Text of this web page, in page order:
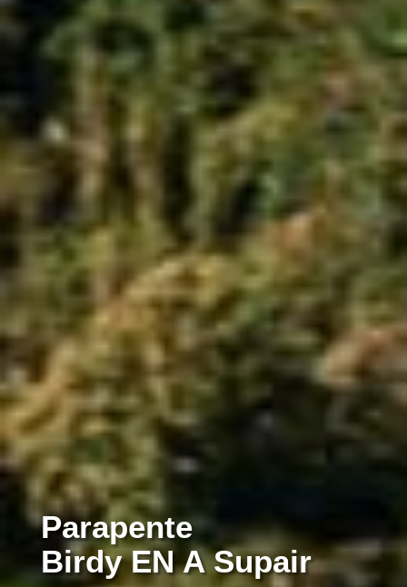
Parapente
Birdy EN A Supair